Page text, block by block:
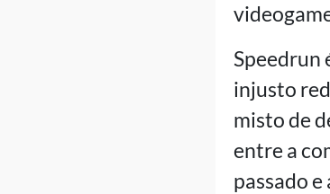
Speedrun
injusto
misto de
entre a
passado